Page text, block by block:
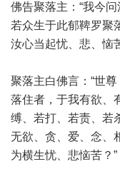
佛告聚落主：“我今
若众生于此郁鞞罗聚
汝心当起忧、悲、恼
聚落主白佛言：“世
落住者，于我有欲、
缚、若打、若责、若
无欲、贪、爱、念、
为横生忧、悲恼苦？”